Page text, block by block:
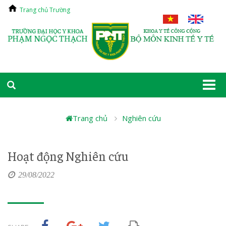
Trang chủ Trường
Trang chủ Nghiên cứu
Hoạt động Nghiên cứu
29/08/2022